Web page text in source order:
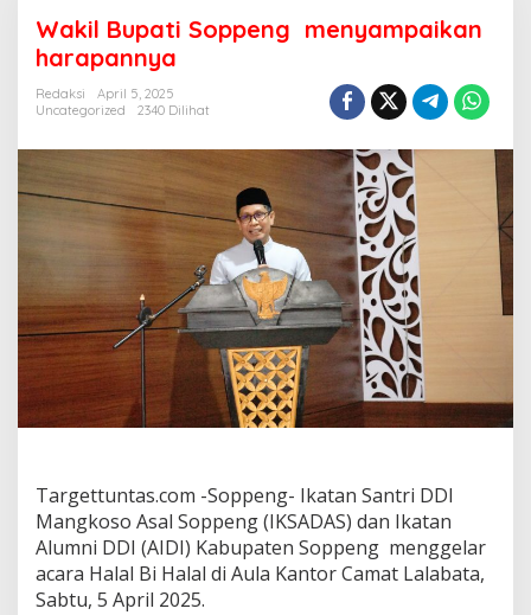
k
S
o
p
p
e
n
g
m
e
m
p
a
i
k
Wakil Bupati Soppeng menyampaikan
harapannya
Redaksi
April 5, 2025
Uncategorized
2340 Dilihat
Targettuntas.com -Soppeng- Ikatan Santri DDI
Mangkoso Asal Soppeng (IKSADAS) dan Ikatan
Alumni DDI (AIDI) Kabupaten Soppeng menggelar
acara Halal Bi Halal di Aula Kantor Camat Lalabata,
Sabtu, 5 April 2025.